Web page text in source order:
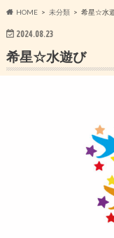
HOME 未分類 希星☆水
2024.08.23
希星☆水遊び